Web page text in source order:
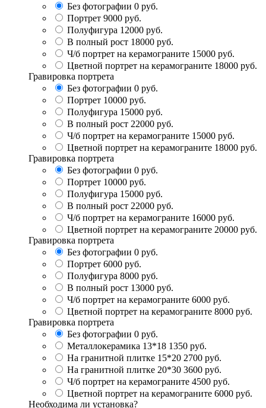
Без фотографии 0 руб.
Портрет 9000 руб.
Полуфигура 12000 руб.
В полный рост 18000 руб.
Ч/б портрет на керамограните 15000 руб.
Цветной портрет на керамограните 18000 руб.
Гравировка портрета
Без фотографии 0 руб.
Портрет 10000 руб.
Полуфигура 15000 руб.
В полный рост 22000 руб.
Ч/б портрет на керамограните 15000 руб.
Цветной портрет на керамограните 18000 руб.
Гравировка портрета
Без фотографии 0 руб.
Портрет 10000 руб.
Полуфигура 15000 руб.
В полный рост 22000 руб.
Ч/б портрет на керамограните 16000 руб.
Цветной портрет на керамограните 20000 руб.
Гравировка портрета
Без фотографии 0 руб.
Портрет 6000 руб.
Полуфигура 8000 руб.
В полный рост 13000 руб.
Ч/б портрет на керамограните 6000 руб.
Цветной портрет на керамограните 8000 руб.
Гравировка портрета
Без фотографии 0 руб.
Металлокерамика 13*18 1350 руб.
На гранитной плитке 15*20 2700 руб.
На гранитной плитке 20*30 3600 руб.
Ч/б портрет на керамограните 4500 руб.
Цветной портрет на керамограните 6000 руб.
Необходима ли установка?